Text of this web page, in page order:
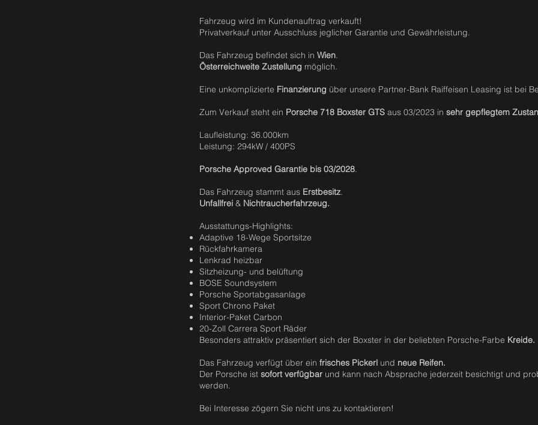
Fahrzeug wird im Kundenauftrag verkauft!
Privatverkauf unter Ausschluss jeglicher Garantie und Gewährleistung.
Das Fahrzeug befindet sich in Wien.
Österreichweite Zustellung möglich.
Eine unkomplizierte Finanzierung über unsere Partner-Bank Raiffeisen Leasing ist bei
Zum Verkauf steht ein Porsche 718 Boxster GTS aus 03/2023 in sehr gepflegtem
Laufleistung: 36.000km
Leistung: 294kW / 400PS
Porsche Approved Garantie bis 03/2028.
Das Fahrzeug stammt aus Erstbesitz.
Unfallfrei & Nichtraucherfahrzeug.
Ausstattungs-Highlights:
Adaptive 18-Wege Sportsitze
Rückfahrkamera
Lenkrad heizbar
Sitzheizung- und belüftung
BOSE Soundsystem
Porsche Sportabgasanlage
Sport Chrono Paket
Interior-Paket Carbon
20-Zoll Carrera Sport Räder
Besonders attraktiv präsentiert sich der Boxster in der beliebten Porsche-Farbe Kreide.
Das Fahrzeug verfügt über ein frisches Pickerl und neue Reifen.
Der Porsche ist sofort verfügbar und kann nach Absprache jederzeit besichtigt und
werden.
Bei Interesse zögern Sie nicht uns zu kontaktieren!